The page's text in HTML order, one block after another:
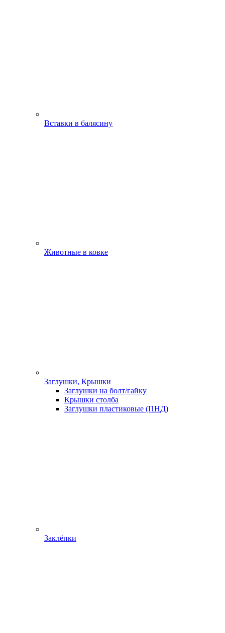
Вставки в балясину
Животные в ковке
Заглушки, Крышки
Заглушки на болт/гайку
Крышки столба
Заглушки пластиковые (ПНД)
Заклёпки